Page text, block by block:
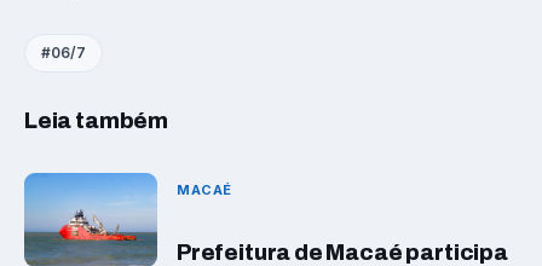
06/7
Leia também
MACAÉ
Prefeitura de Macaé participa